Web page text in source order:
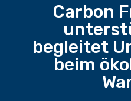
Carbon
begleitet
beim